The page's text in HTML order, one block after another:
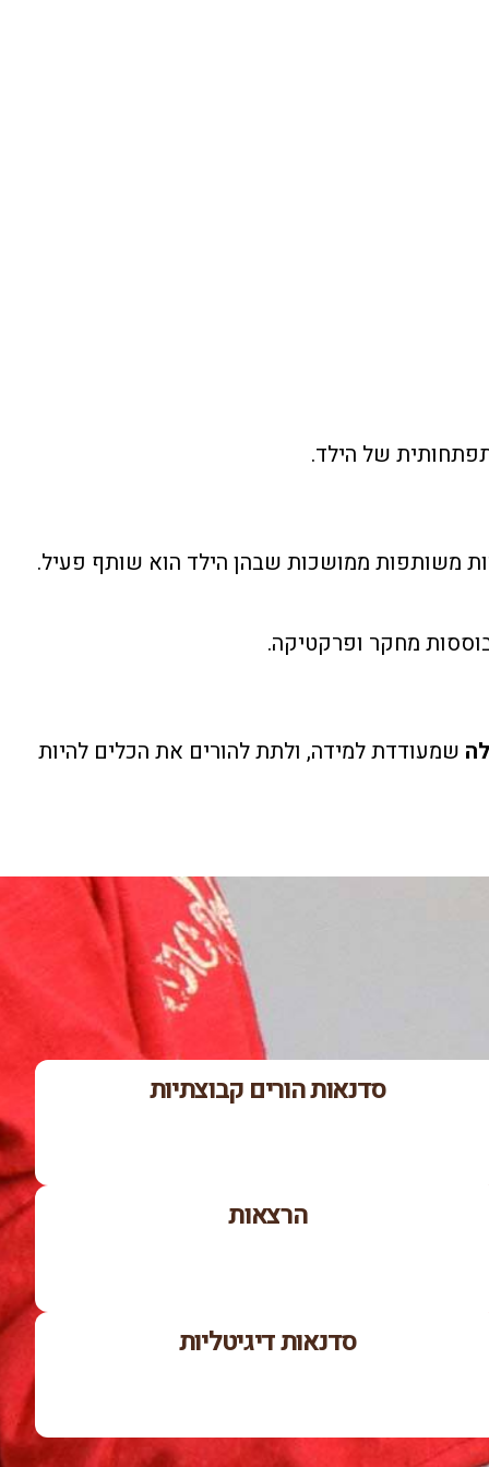
של הילד.
משותפות ממושכות שבהן הילד הוא שותף פעיל.
מחקר ופרקטיקה.
שמעודדת למידה, ולתת להורים את הכלים להיות
סדנאות הורים קבוצתיות
הרצאות
סדנאות דיגיטליות